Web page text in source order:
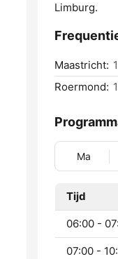
Limburg.
Maastricht:
Roermond:
Ma
Tijd
06:00 -
07:00 -